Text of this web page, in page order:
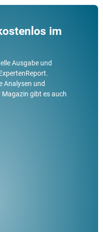
im
Ausgabe und
Analysen und
gibt es auch